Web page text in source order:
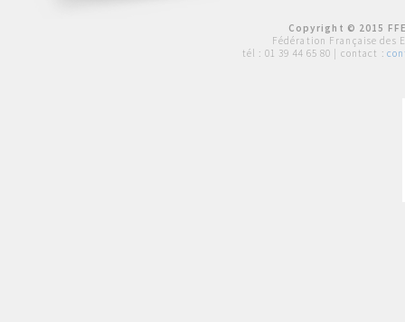
Copyright © 2015
Fédération Française des
tél : 01 39 44 65 80 | contact :